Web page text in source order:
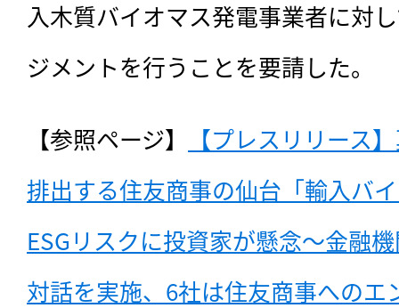
入木質バイオマス発電事業者に対
ジメントを行うことを要請した。
【参照ページ】
【プレスリリース
排出する住友商事の仙台「輸入バ
ESGリスクに投資家が懸念〜金融
対話を実施、6社は住友商事へのエ